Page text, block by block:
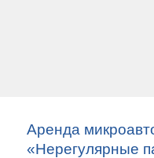
Аренда
«Нерегулярные